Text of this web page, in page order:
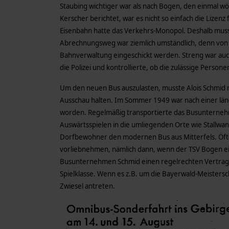
Staubing wichtiger war als nach Bogen, den einmal
Kerscher berichtet, war es nicht so einfach die
Eisenbahn hatte das Verkehrs-Monopol. Deshalb
Abrechnungsweg war ziemlich umständlich, denn
Bahnverwaltung eingeschickt werden. Streng war
die Polizei und kontrollierte, ob die zulässige
Um den neuen Bus auszulasten, musste Alois
Ausschau halten. Im Sommer 1949 war nach einer
worden. Regelmäßig transportierte das
Auswärtsspielen in die umliegenden Orte wie
Dorfbewohner den modernen Bus aus Mitterfels.
vorliebnehmen, nämlich dann, wenn der TSV Bogen
Busunternehmen Schmid einen regelrechten
Spielklasse. Wenn es z.B. um die Bayerwald-
Zwiesel antreten.